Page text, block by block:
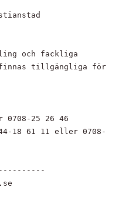
och fackliga
finnas tillgängliga för
0708-25 26 46
18 61 11 eller 0708-